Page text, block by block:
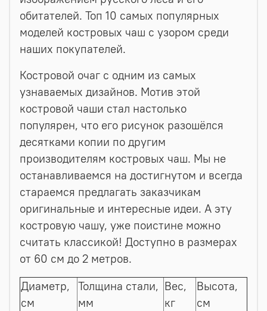
обитателей. Топ 10 самых популярных
моделей костровых чаш с узором среди
наших покупателей.
Костровой очаг с одним из самых
узнаваемых дизайнов. Мотив этой
костровой чаши стал настолько
популярен, что его рисунок разошёлся
десятками копии по другим
производителям костровых чаш. Мы не
останавливаемся на достигнутом и всегда
стараемся предлагать заказчикам
оригинальные и интересные идеи. А эту
костровую чашу, уже поистине можно
считать классикой! Доступно в размерах
от 60 см до 2 метров.
Диаметр,
см
Толщина стали,
мм
Вес,
кг
Высота,
см